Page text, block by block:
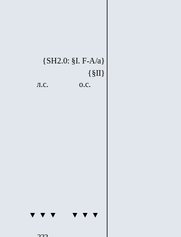
{SH2.0: §I. F-А/а}
{§II}
л.с. о.с.
▼ ▼ ▼ ▼ ▼ ▼